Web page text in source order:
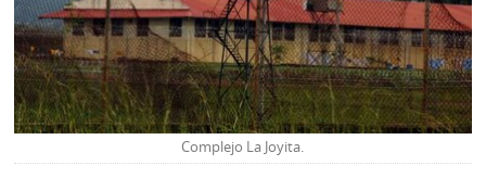
Complejo La Joyita.